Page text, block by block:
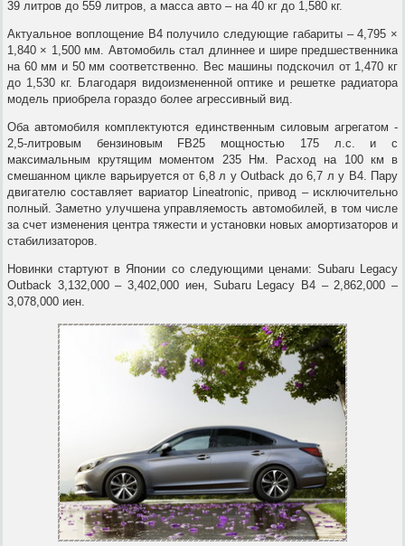
39 литров до 559 литров, а масса авто – на 40 кг до 1,580 кг.
Актуальное воплощение B4 получило следующие габариты – 4,795 ×
1,840 × 1,500 мм. Автомобиль стал длиннее и шире предшественника
на 60 мм и 50 мм соответственно. Вес машины подскочил от 1,470 кг
до 1,530 кг. Благодаря видоизмененной оптике и решетке радиатора
модель приобрела гораздо более агрессивный вид.
Оба автомобиля комплектуются единственным силовым агрегатом -
2,5-литровым бензиновым FB25 мощностью 175 л.с. и с
максимальным крутящим моментом 235 Нм. Расход на 100 км в
смешанном цикле варьируется от 6,8 л у Outback до 6,7 л у B4. Пару
двигателю составляет вариатор Lineatronic, привод – исключительно
полный. Заметно улучшена управляемость автомобилей, в том числе
за счет изменения центра тяжести и установки новых амортизаторов и
стабилизаторов.
Новинки стартуют в Японии со следующими ценами: Subaru Legacy
Outback 3,132,000 – 3,402,000 иен, Subaru Legacy B4 – 2,862,000 –
3,078,000 иен.